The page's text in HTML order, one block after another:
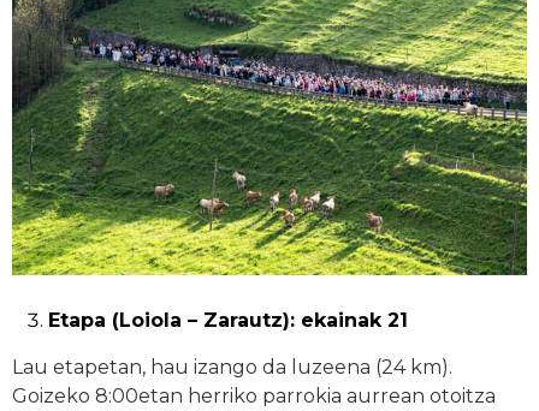
Etapa (Loiola – Zarautz): ekainak 21
Lau etapetan, hau izango da luzeena (24 km).
Goizeko 8:00etan herriko parrokia aurrean otoitza